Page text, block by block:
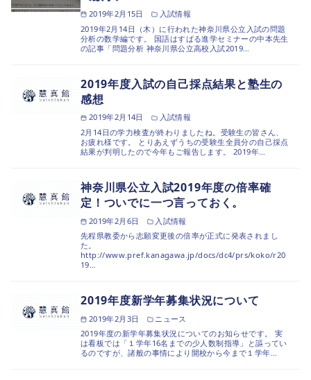
2019年2月15日
入試情報
2019年2月14日（木）に行われた神奈川県公立入試の問題
分析の数学編です。 国語はすばる進学セミナーの中本先生
の記事「問題分析 神奈川県公立高校入試2019…
2019年度入試の自己採点結果と塾生の
感想
2019年2月14日
入試情報
2月14日の学力検査が終わりましたね。受験生の皆さん、
お疲れ様です。 とりあえずうちの受験生全員分の自己採点
結果が判明したので今年もご報告します。 2019年…
神奈川県公立入試2019年度の倍率確
定！ついでに一つ言っておく。
2019年2月6日
入試情報
先程県教委から志願変更後の倍率が正式に発表されまし
た。
http://www.pref.kanagawa.jp/docs/dc4/prs/koko/r20
19…
2019年度新学年募集状況について
2019年2月3日
ニュース
2019年度の新学年募集状況についてのお知らせです。 実
は看板では「１学年16名までの少人数制指導」と謳ってい
るのですが、諸般の事情により開校から今まで１学年…